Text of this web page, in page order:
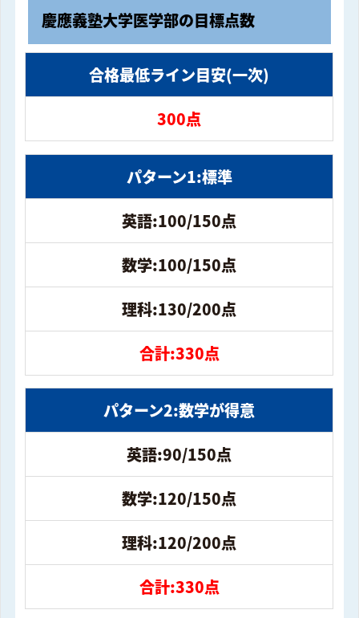
慶應義塾大学医学部の目標点数
合格最低ライン目安(一次)
300点
パターン1:標準
英語:100/150点
数学:100/150点
理科:130/200点
合計:330点
パターン2:数学が得意
英語:90/150点
数学:120/150点
理科:120/200点
合計:330点